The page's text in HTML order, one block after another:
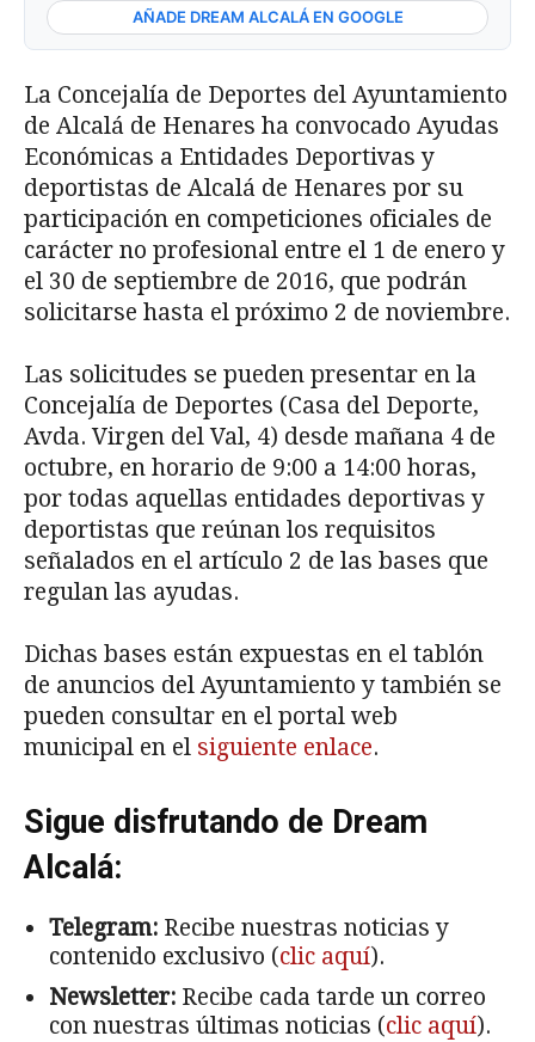
AÑADE DREAM ALCALÁ EN GOOGLE
La Concejalía de Deportes del Ayuntamiento
de Alcalá de Henares ha convocado Ayudas
Económicas a Entidades Deportivas y
deportistas de Alcalá de Henares por su
participación en competiciones oficiales de
carácter no profesional entre el 1 de enero y
el 30 de septiembre de 2016, que podrán
solicitarse hasta el próximo 2 de noviembre.
Las solicitudes se pueden presentar en la
Concejalía de Deportes (Casa del Deporte,
Avda. Virgen del Val, 4) desde mañana 4 de
octubre, en horario de 9:00 a 14:00 horas,
por todas aquellas entidades deportivas y
deportistas que reúnan los requisitos
señalados en el artículo 2 de las bases que
regulan las ayudas.
Dichas bases están expuestas en el tablón
de anuncios del Ayuntamiento y también se
pueden consultar en el portal web
municipal en el siguiente enlace.
Sigue disfrutando de Dream
Alcalá:
Telegram: Recibe nuestras noticias y
contenido exclusivo (clic aquí).
Newsletter: Recibe cada tarde un correo
con nuestras últimas noticias (clic aquí).